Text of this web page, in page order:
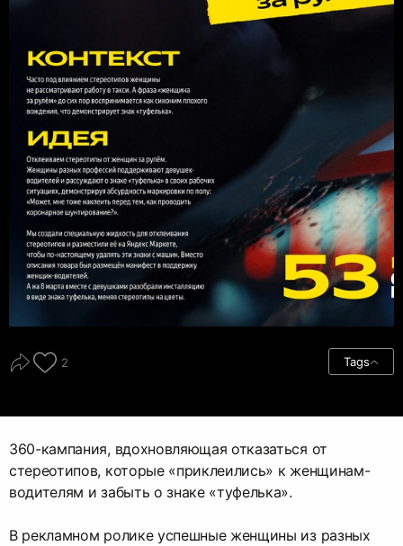
2 Tags
360-кампания, вдохновляющая отказаться от
стереотипов, которые «приклеились» к женщинам-
водителям и забыть о знаке «туфелька».
В рекламном ролике успешные женщины из разных